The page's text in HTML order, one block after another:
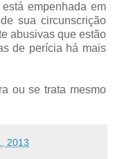
empenhada em
sua circunscrição
abusivas que estão
de perícia há mais
ou se trata mesmo
2013